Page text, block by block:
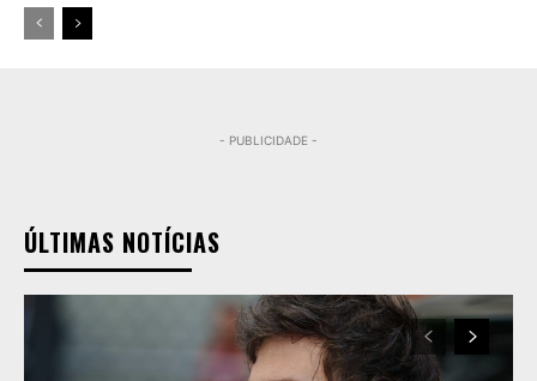
- PUBLICIDADE -
ÚLTIMAS NOTÍCIAS